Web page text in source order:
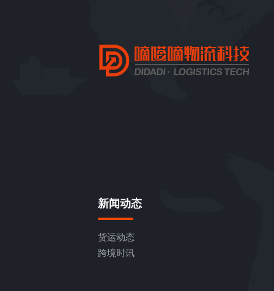
新闻动态
货运动态
跨境时讯